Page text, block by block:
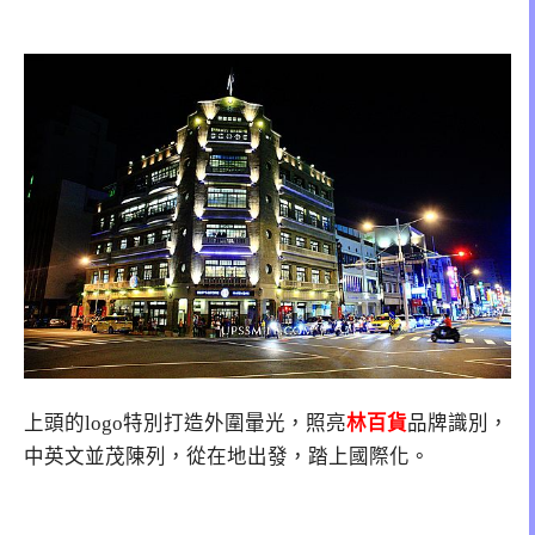
上頭的logo特別打造外圍暈光，照亮林百貨品牌識別，
中英文並茂陳列，從在地出發，踏上國際化。